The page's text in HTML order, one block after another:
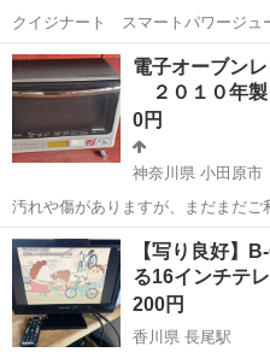
クイジナート スマートパワージューサー
サイクル品ですが、使用感少なく美品です。 取扱説
展示品のですのでご来店いただく
北海道 札幌市 発寒南駅
電子オーブン
２０１０年製
0円
神奈川県 小田原市
汚れや傷がありますが、まだまだご
転するノブが外れやすくなっています） 受け渡し場所は、小
南町だと助かります。 詳細は個別にお
ht...
神奈川 小田原市 キッチン家電
【写り良好】
る16インチテ
200円
香川県 長尾駅